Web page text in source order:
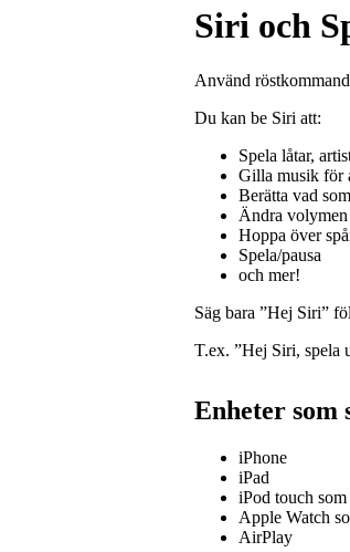
Siri och
Använd
Du kan be Siri att:
Spela låtar,
Gilla musik för
Berätta vad
Ändra volymen
Hoppa över
Spela/pausa
och mer!
Säg bara ”Hej Siri”
T.ex. ”Hej Siri, spela
Enheter som
iPhone
iPad
iPod touch
Apple Watch
AirPlay